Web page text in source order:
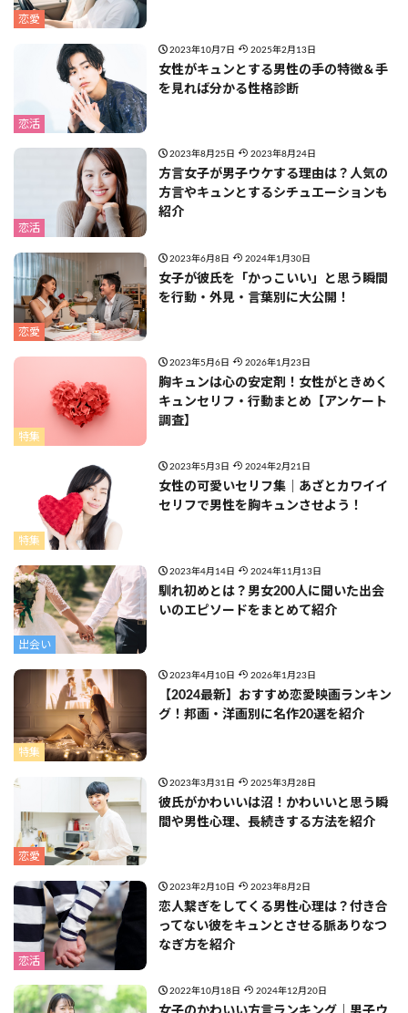
恋愛
恋活
2023年10月7日 2025年2月13日
女性がキュンとする男性の手の特徴＆手
を見れば分かる性格診断
恋活
2023年8月25日 2023年8月24日
方言女子が男子ウケする理由は？人気の
方言やキュンとするシチュエーションも
紹介
恋愛
2023年6月8日 2024年1月30日
女子が彼氏を「かっこいい」と思う瞬間
を行動・外見・言葉別に大公開！
特集
2023年5月6日 2026年1月23日
胸キュンは心の安定剤！女性がときめく
キュンセリフ・行動まとめ【アンケート
調査】
特集
2023年5月3日 2024年2月21日
女性の可愛いセリフ集｜あざとカワイイ
セリフで男性を胸キュンさせよう！
出会い
2023年4月14日 2024年11月13日
馴れ初めとは？男女200人に聞いた出会
いのエピソードをまとめて紹介
特集
2023年4月10日 2026年1月23日
【2024最新】おすすめ恋愛映画ランキン
グ！邦画・洋画別に名作20選を紹介
恋愛
2023年3月31日 2025年3月28日
彼氏がかわいいは沼！かわいいと思う瞬
間や男性心理、長続きする方法を紹介
恋活
2023年2月10日 2023年8月2日
恋人繋ぎをしてくる男性心理は？付き合
ってない彼をキュンとさせる脈ありなつ
なぎ方を紹介
2022年10月18日 2024年12月20日